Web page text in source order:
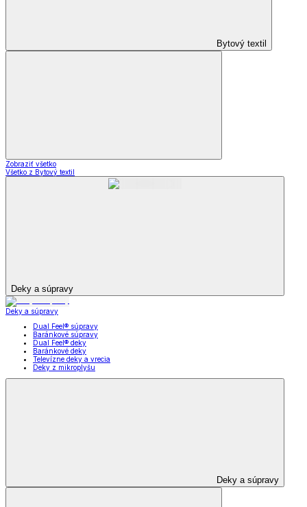
Bytový textil
Zobraziť všetko
Všetko z Bytový textil
Deky a súpravy
Deky a súpravy
Dual Feel® súpravy
Baránkové súpravy
Dual Feel® deky
Baránkové deky
Televízne deky a vrecia
Deky z mikroplyšu
Deky a súpravy